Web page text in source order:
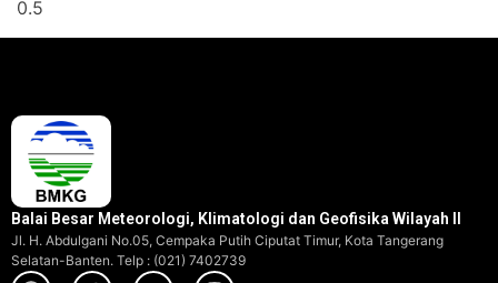
Balai Besar Meteorologi, Klimatologi dan Geofisika Wilayah II
Jl. H. Abdulgani No.05, Cempaka Putih Ciputat Timur, Kota Tangerang
Selatan-Banten. Telp : (021) 7402739